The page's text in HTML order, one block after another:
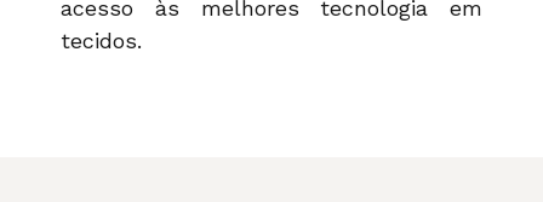
acesso às melhores tecnologia em
tecidos.